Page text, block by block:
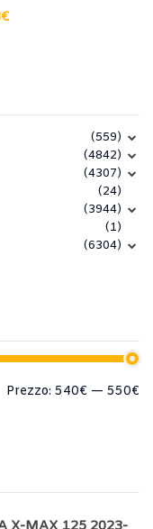
(559)
(4842)
(4307)
(24)
(3944)
(1)
(6304)
Prezzo: 540€ — 550€
€